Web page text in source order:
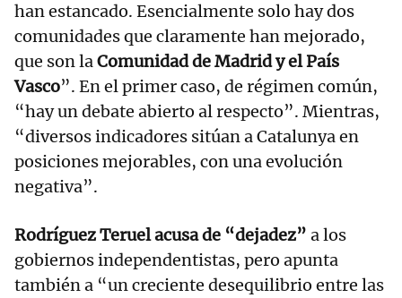
han estancado. Esencialmente solo hay dos
comunidades que claramente han mejorado,
que son laComunidad de Madrid y el País
Vasco”. En el primer caso, de régimen común,
“hay un debate abierto al respecto”. Mientras,
“diversos indicadores sitúan a Catalunya en
posiciones mejorables, con una evolución
negativa”.
Rodríguez Teruel acusa de “dejadez” a los
gobiernos independentistas, pero apunta
también a “un creciente desequilibrio entre las